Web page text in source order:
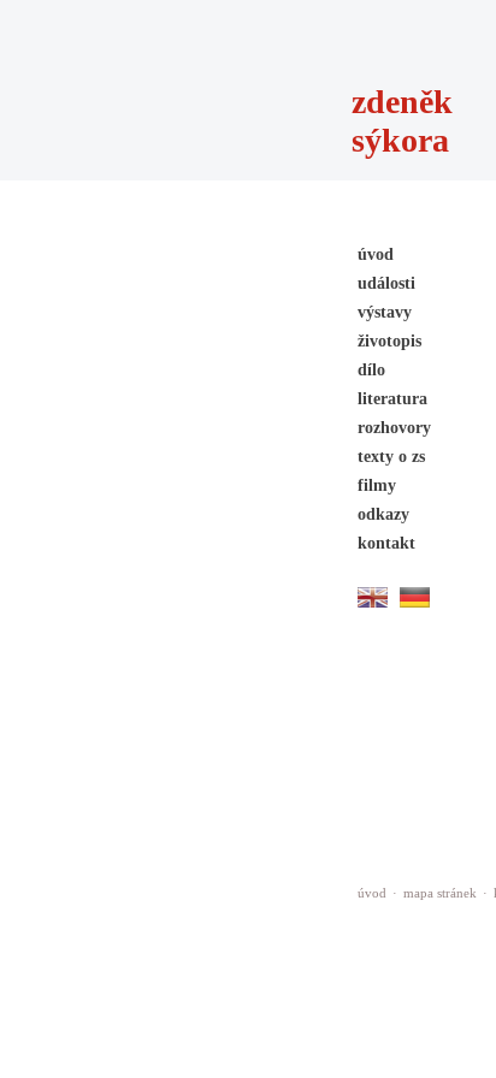
zdeněk
sýkora
úvod
události
výstavy
životopis
dílo
literatura
rozhovory
texty o zs
filmy
odkazy
kontakt
úvod · mapa stránek ·